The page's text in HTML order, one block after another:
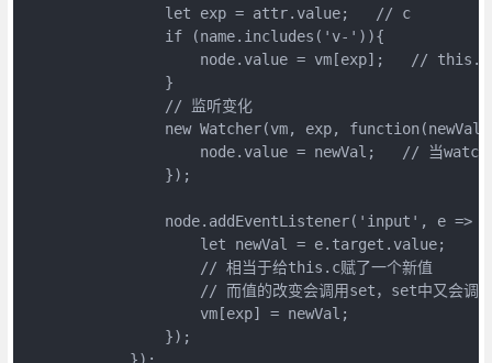
let exp = attr.value;   // c
                if (name.includes('v-')){
node.value = vm[exp];   // this.c
                }
                // 监听变化
new Watcher(vm, exp,
node.value = newVal;   // 当
                });
                node.addEventListener('input', e => {
                    let newVal = e.target.value;
                    // 相当于给this.c赋了一个新值
// 而值的改变会调用set，set中又会调
                    vm[exp] = newVal;
                });
            });